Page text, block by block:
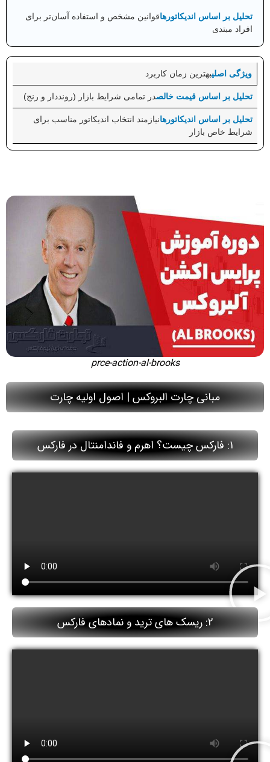
قوانین مشخص و استفاده آسان‌تر برای
افراد مبتدی
بهترین زمان کاربرد
در تمامی شرایط بازار (رونددار و رنج)
نیازمند انتخاب اندیکاتور مناسب برای
شرایط خاص بازار
prce-action-al-brooks
مبانی چارت البروکس | اصول اولیه چارت
1: فارکس چیست؟ اهرم و فاندامنتال در فارکس
2: ریسک های ترید و نمادهای فارکس